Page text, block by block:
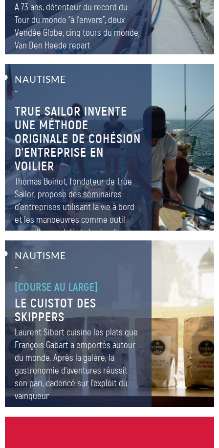
A 73 ans, détenteur du record du
Tour du monde "à l'envers", deux
Vendée Globe, cinq tours du monde,
Van Den Heede repart
NAUTISME
–
TRUE SAILOR INVENTE
UNE MÉTHODE
ORIGINALE DE COHÉSION
D’ENTREPRISE EN
VOILIER
Thomas Boinot, fondateur de True
Sailor, propose des séminaires
d'entreprises utilisant la vie à bord
et les manoeuvres comme outil
pour aller au-delà de la simple
cohésion
NAUTISME
–
[COURSE AU LARGE]
LE CUISTOT DES
SKIPPERS
Laurent Sibert cuisine les plats que
François Gabart a emportés autour
du monde. Après la galère, la
gastronomie d’aventures réussit
son pari, cadencé sur l’exploit du
vainqueur